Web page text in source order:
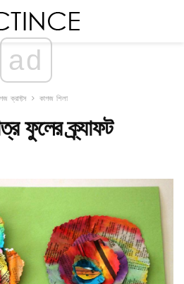
ad
ক্রাফ্টস কাগজ শিলা
ফুলের ক্র্যাফট